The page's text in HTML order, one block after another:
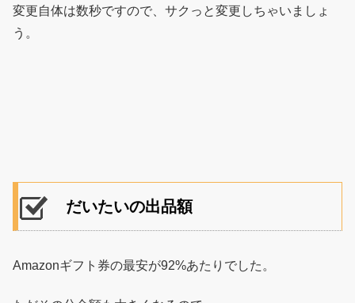
変更自体は数秒ですので、サクっと変更しちゃいましょ
う。
だいたいの出品額
Amazonギフト券の最安が92%あたりでした。